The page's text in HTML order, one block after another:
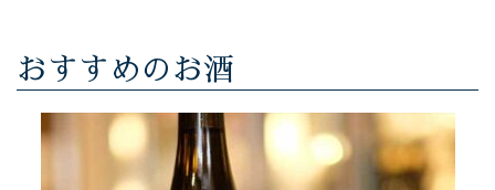
おすすめのお酒